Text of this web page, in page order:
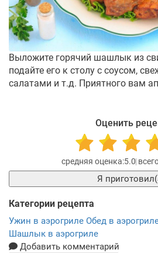
Выложите горячий шашлык из
подайте его к столу с соусом,
салатами и т.д. Приятного вам
Оценить
5.0
Я
Категории рецепта
Ужин в аэрогриле Обед в
Шашлык в аэрогриле
Добавить комментарий